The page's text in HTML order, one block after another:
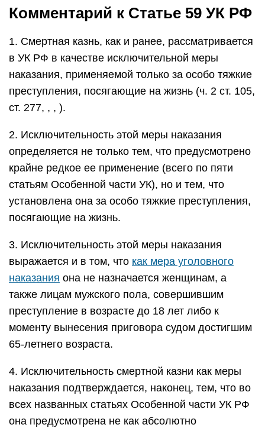
Комментарий к Статье 59 УК РФ
1. Смертная казнь, как и ранее, рассматривается
в УК РФ в качестве исключительной меры
наказания, применяемой только за особо тяжкие
преступления, посягающие на жизнь (ч. 2 ст. 105,
ст. 277, , , ).
2. Исключительность этой меры наказания
определяется не только тем, что предусмотрено
крайне редкое ее применение (всего по пяти
статьям Особенной части УК), но и тем, что
установлена она за особо тяжкие преступления,
посягающие на жизнь.
3. Исключительность этой меры наказания
выражается и в том, что как мера уголовного
наказания она не назначается женщинам, а
также лицам мужского пола, совершившим
преступление в возрасте до 18 лет либо к
моменту вынесения приговора судом достигшим
65-летнего возраста.
4. Исключительность смертной казни как меры
наказания подтверждается, наконец, тем, что во
всех названных статьях Особенной части УК РФ
она предусмотрена не как абсолютно